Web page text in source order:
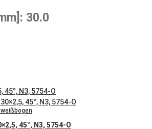
30.0
45°, N3, 5754-O